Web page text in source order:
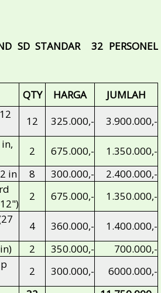
SD STANDAR 32 PERSONEL
QTY HARGA
JUMLAH
12 325.000,- 3.900.000,-
2 675.000,-
1.350.000,-
in 8 300.000,-
2.400.000,-
2 675.000,- 1.350.000,-
4 360.000,-
1.400.000,-
2 350.000,-
700.000,-
2 300.000,-
6000.000,-